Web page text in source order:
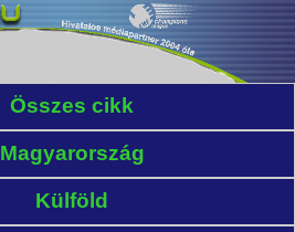
Összes cikk
Magyarország
Külföld